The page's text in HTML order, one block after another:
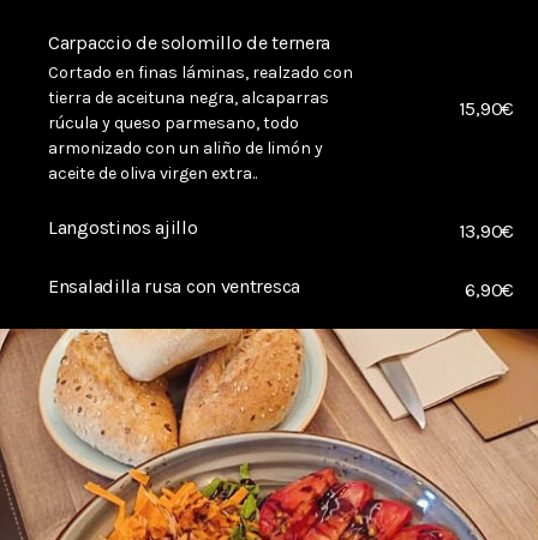
Carpaccio de solomillo de ternera
Cortado en finas láminas, realzado con
tierra de aceituna negra, alcaparras
rúcula y queso parmesano, todo
armonizado con un aliño de limón y
aceite de oliva virgen extra..
15,90€
Langostinos ajillo 13,90€
Ensaladilla rusa con ventresca 6,90€